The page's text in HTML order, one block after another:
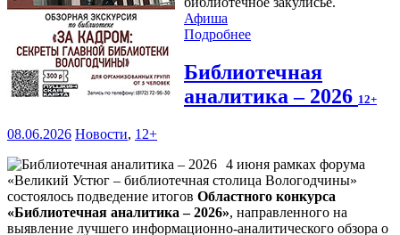
Афиша
Подробнее
Библиотечная
аналитика – 2026 12+
08.06.2026 Новости, 12+
4 июня рамках форума
«Великий Устюг – библиотечная столица Вологодчины»
состоялось подведение итогов Областного конкурса
«Библиотечная аналитика – 2026», направленного на
выявление лучшего информационно-аналитического обзора о